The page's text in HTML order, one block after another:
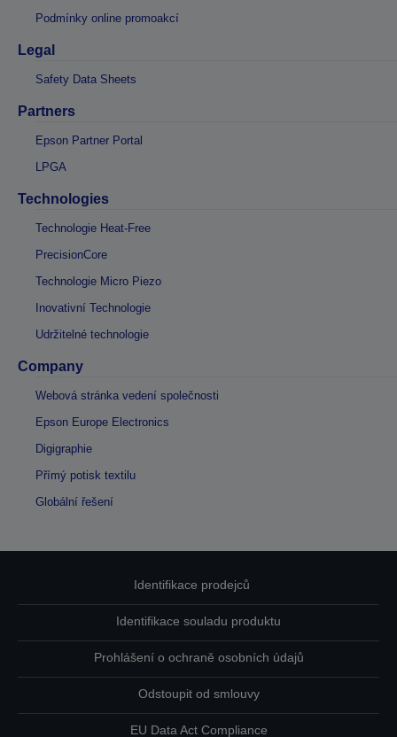
Podmínky online promoakcí
Legal
Safety Data Sheets
Partners
Epson Partner Portal
LPGA
Technologies
Technologie Heat-Free
PrecisionCore
Technologie Micro Piezo
Inovativní Technologie
Udržitelné technologie
Company
Webová stránka vedení společnosti
Epson Europe Electronics
Digigraphie
Přímý potisk textilu
Globální řešení
Identifikace prodejců
Identifikace souladu produktu
Prohlášení o ochraně osobních údajů
Odstoupit od smlouvy
EU Data Act Compliance